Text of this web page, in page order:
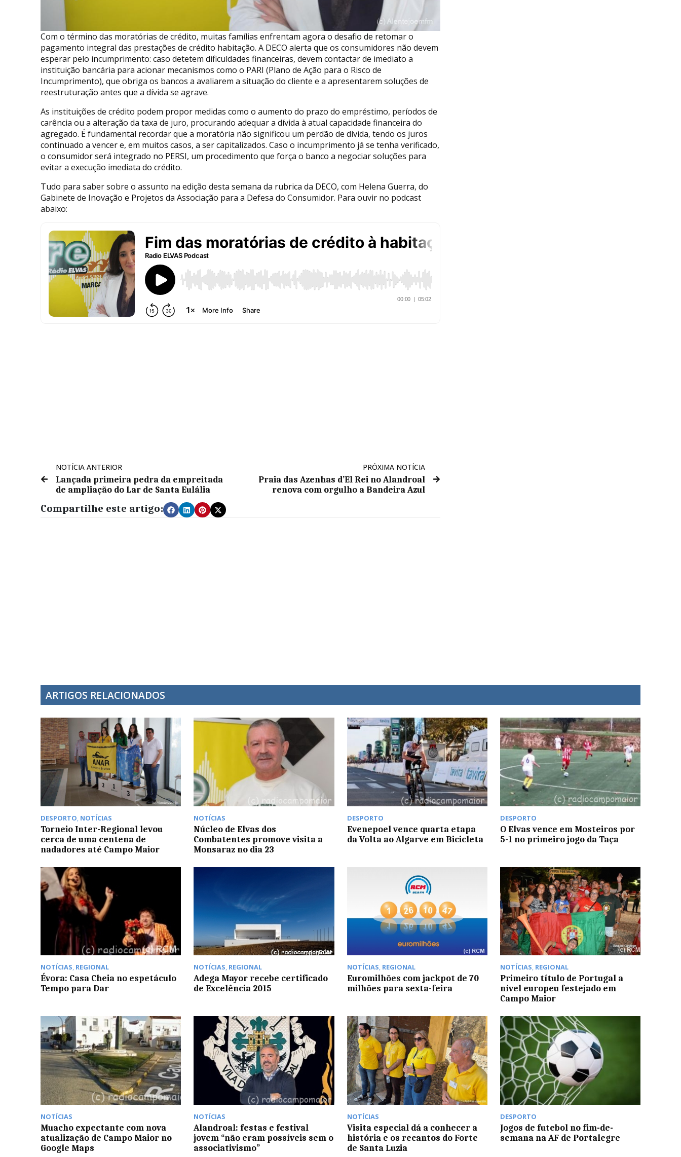
Com o término das moratórias de crédito, muitas famílias enfrentam agora o desafio de retomar o
pagamento integral das prestações de crédito habitação. A DECO alerta que os consumidores não devem
esperar pelo incumprimento: caso detetem dificuldades financeiras, devem contactar de imediato a
instituição bancária para acionar mecanismos como o PARI (Plano de Ação para o Risco de
Incumprimento), que obriga os bancos a avaliarem a situação do cliente e a apresentarem soluções de
reestruturação antes que a dívida se agrave.
As instituições de crédito podem propor medidas como o aumento do prazo do empréstimo, períodos de
carência ou a alteração da taxa de juro, procurando adequar a dívida à atual capacidade financeira do
agregado. É fundamental recordar que a moratória não significou um perdão de dívida, tendo os juros
continuado a vencer e, em muitos casos, a ser capitalizados. Caso o incumprimento já se tenha verificado,
o consumidor será integrado no PERSI, um procedimento que força o banco a negociar soluções para
evitar a execução imediata do crédito.
Tudo para saber sobre o assunto na edição desta semana da rubrica da DECO, com Helena Guerra, do
Gabinete de Inovação e Projetos da Associação para a Defesa do Consumidor. Para ouvir no podcast
abaixo:
NOTÍCIA ANTERIOR
Lançada primeira pedra da empreitada
de ampliação do Lar de Santa Eulália
PRÓXIMA NOTÍCIA
Praia das Azenhas d’El Rei no Alandroal
renova com orgulho a Bandeira Azul
Compartilhe este artigo:
ARTIGOS RELACIONADOS
DESPORTO, NOTÍCIAS
Torneio Inter-Regional levou
cerca de uma centena de
nadadores até Campo Maior
NOTÍCIAS
Núcleo de Elvas dos
Combatentes promove visita a
Monsaraz no dia 23
DESPORTO
Evenepoel vence quarta etapa
da Volta ao Algarve em Bicicleta
DESPORTO
O Elvas vence em Mosteiros por
5-1 no primeiro jogo da Taça
NOTÍCIAS, REGIONAL
Évora: Casa Cheia no espetáculo
Tempo para Dar
NOTÍCIAS, REGIONAL
Adega Mayor recebe certificado
de Excelência 2015
NOTÍCIAS, REGIONAL
Euromilhões com jackpot de 70
milhões para sexta-feira
NOTÍCIAS, REGIONAL
Primeiro título de Portugal a
nível europeu festejado em
Campo Maior
NOTÍCIAS
Muacho expectante com nova
atualização de Campo Maior no
Google Maps
NOTÍCIAS
Alandroal: festas e festival
jovem “não eram possíveis sem o
associativismo”
NOTÍCIAS
Visita especial dá a conhecer a
história e os recantos do Forte
de Santa Luzia
DESPORTO
Jogos de futebol no fim-de-
semana na AF de Portalegre